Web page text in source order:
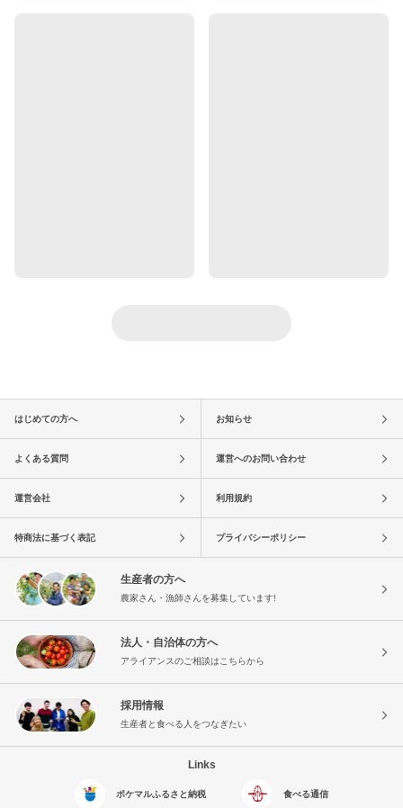
はじめての方へ お知らせ
よくある質問 運営へのお問い合わせ
運営会社 利用規約
特商法に基づく表記 プライバシーポリシー
生産者の方へ
農家さん・漁師さんを募集しています!
法人・自治体の方へ
アライアンスのご相談はこちらから
採用情報
生産者と食べる人をつなぎたい
Links
ポケマルふるさと納税 食べる通信